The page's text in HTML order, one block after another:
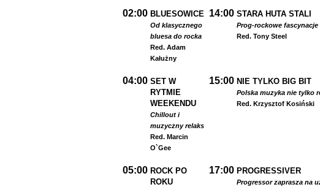
02:00 BLUESOWICE
Od klasycznego
bluesa do rocka
Red. Adam
Kałużny
14:00 STARA HUTA STALI
Prog-rockowe fascynacje
Red. Tony Steel
04:00 SET W
RYTMIE
WEEKENDU
Chillout i
muzyczny relaks
Red. Marcin
O`Gee
15:00 NIE TYLKO BIG BIT
Polska muzyka nie tylko
Red. Krzysztof Kosiński
05:00 ROCK PO
ROKU
17:00 PROGRESSIVER
Progressor zaprasza na